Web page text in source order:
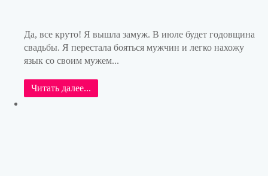
Да, все круто! Я вышла замуж. В июле будет годовщина
свадьбы. Я перестала бояться мужчин и легко нахожу
язык со своим мужем...
Читать далее...